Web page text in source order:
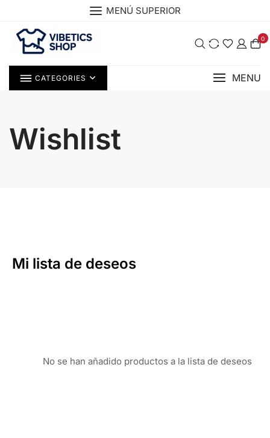
contenido
MENÚ SUPERIOR
0
CATEGORIES MENU
Wishlist
Mi lista de deseos
No se han añadido productos a la lista de deseos